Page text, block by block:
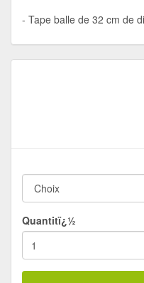
Tape balle de 32 cm de
Quantitï¿½